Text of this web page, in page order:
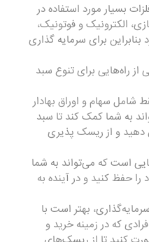
بسیار مورد استفاده در
الکترونیک و فوتونیک،
بنابراین برای سرمایه گذاری
راه‌هایی برای تنوع سبد
شامل سهام و اوراق بهادار
به شما کمک کند تا سبد
دهید و از ریسک پذیری
است که می‌تواند به شما
حفظ کنید و در آینده به
بهتر است با
که در زمینه خرید و